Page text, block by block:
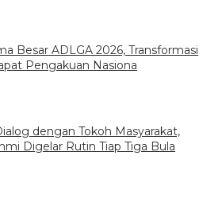
Besar ADLGA 2026, Transformasi
Pengakuan Nasiona
dengan Tokoh Masyarakat,
Digelar Rutin Tiap Tiga Bula